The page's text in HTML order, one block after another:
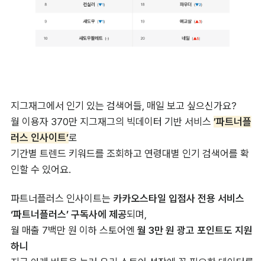
지그재그에서 인기 있는 검색어들, 매일 보고 싶으신가요?
월 이용자 370만 지그재그의 빅데이터 기반 서비스 ’파트너플
러스 인사이트’로
기간별 트렌드 키워드를 조회하고 연령대별 인기 검색어를 확
인할 수 있어요.
파트너플러스 인사이트는 카카오스타일 입점사 전용 서비스
‘파트너플러스’ 구독사에 제공되며,
월 매출 7백만 원 이하 스토어엔 월 3만 원 광고 포인트도 지원